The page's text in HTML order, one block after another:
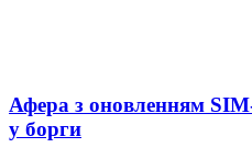
Афера з оновленням
у борги